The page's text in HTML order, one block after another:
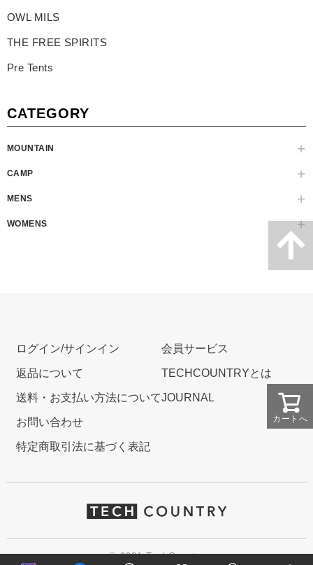
OWL MILS
THE FREE SPIRITS
Pre Tents
CATEGORY
MOUNTAIN
CAMP
MENS
WOMENS
カートへ
ログイン/サインイン
返品について
送料・お支払い方法について
お問い合わせ
特定商取引法に基づく表記
会員サービス
TECHCOUNTRYとは
JOURNAL
© 2021 TechCountry